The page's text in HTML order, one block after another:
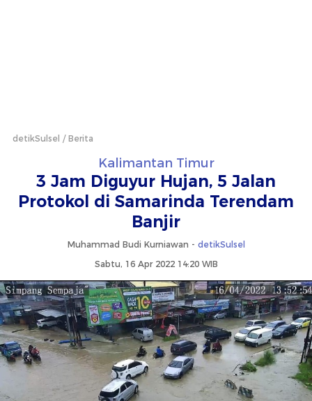
detikSulsel Berita
Kalimantan Timur
3 Jam Diguyur Hujan, 5 Jalan
Protokol di Samarinda Terendam
Banjir
Muhammad Budi Kurniawan - detikSulsel
Sabtu, 16 Apr 2022 14:20 WIB